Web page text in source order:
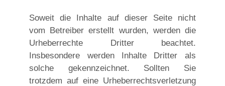
Soweit die Inhalte auf dieser Seite nicht
vom Betreiber erstellt wurden, werden die
Urheberrechte Dritter beachtet.
Insbesondere werden Inhalte Dritter als
solche gekennzeichnet. Sollten Sie
trotzdem auf eine Urheberrechtsverletzung